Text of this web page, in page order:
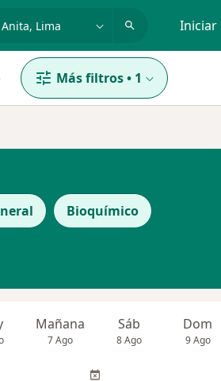
Iniciar
Más filtros• 1
Bioquímico
Mañana
7 Ago
Sáb
8 Ago
Dom
9 Ago